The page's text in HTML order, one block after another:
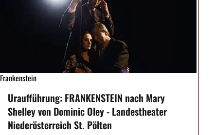
Frankenstein
Uraufführung: FRANKENSTEIN nach Mary
Shelley von Dominic Oley - Landestheater
Niederösterreich St. Pölten